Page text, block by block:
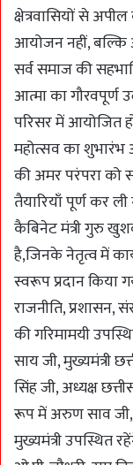
क्षेत्रवासियों से
आयोजन नहीं, बल्कि
सर्व समाज की
आत्मा का गौरवपूर्ण
परिसर में आयोजित
महोत्सव का शुभारंभ
की अमर परंपरा को
तैयारियाँ पूर्ण कर
कैबिनेट मंत्री गुरु
है,जिनके नेतृत्व में
स्वरूप प्रदान किया
राजनीति,
की गरिमामयी
साय जी, मुख्यमंत्री
सिंह जी, अध्यक्ष
रूप में अरुण साव जी,
मुख्यमंत्री उपस्थित